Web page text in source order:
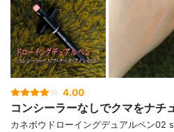
4.00
コンシーラーなしでクマをナチ
カネボウドローイングデュアルペン02